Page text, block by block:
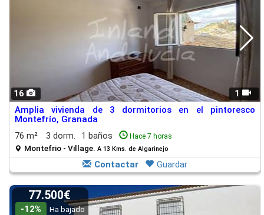
16 1
Amplia vivienda de 3 dormitorios en el pintoresco
Montefrío, Granada
76 m²
3 dorm. 1 baños Hace 7 horas
Montefrio - Village. A 13 Kms. de Algarinejo
Contactar Guardar
77.500€
-12%
Ha bajado